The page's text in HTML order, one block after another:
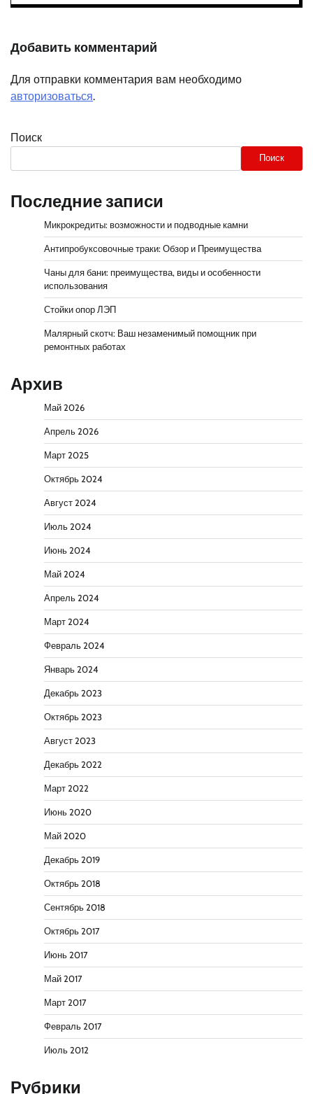
Добавить комментарий
Для отправки комментария вам необходимо
авторизоваться.
Поиск
Поиск
Последние записи
Микрокредиты: возможности и подводные камни
Антипробуксовочные траки: Обзор и Преимущества
Чаны для бани: преимущества, виды и особенности
использования
Стойки опор ЛЭП
Малярный скотч: Ваш незаменимый помощник при
ремонтных работах
Архив
Май 2026
Апрель 2026
Март 2025
Октябрь 2024
Август 2024
Июль 2024
Июнь 2024
Май 2024
Апрель 2024
Март 2024
Февраль 2024
Январь 2024
Декабрь 2023
Октябрь 2023
Август 2023
Декабрь 2022
Март 2022
Июнь 2020
Май 2020
Декабрь 2019
Октябрь 2018
Сентябрь 2018
Октябрь 2017
Июнь 2017
Май 2017
Март 2017
Февраль 2017
Июль 2012
Рубрики